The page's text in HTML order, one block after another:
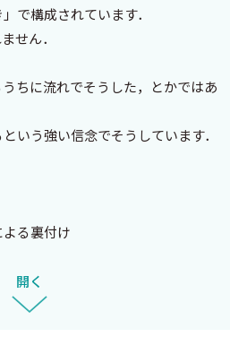
で構成されています．
せん．
ちに流れでそうした，とかではあ
いう強い信念でそうしています．
る裏付け
誌によって，皆さんの超絶優秀な頭
した．
開く